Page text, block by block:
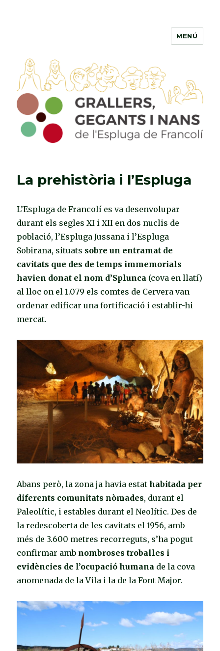
Grallers, Gegants i Nans de
l'Espluga de Francolí
MENÚ
La prehistòria i l’Espluga
L’Espluga de Francolí es va desenvolupar
durant els segles XI i XII en dos nuclis de
població, l’Espluga Jussana i l’Espluga
Sobirana, situats sobre un entramat de
cavitats que des de temps immemorials
havien donat el nom d’Splunca (cova en llatí)
al lloc on el 1.079 els comtes de Cervera van
ordenar edificar una fortificació i establir-hi
mercat.
Abans però, la zona ja havia estathabitada per
diferents comunitats nòmades, durant el
Paleolític, i estables durant el Neolític. Des de
la redescoberta de les cavitats el 1956, amb
més de 3.600 metres recorreguts, s’ha pogut
confirmar amb nombroses troballes i
evidències de l’ocupació humana de la cova
anomenada de la Vila i la de la Font Major.